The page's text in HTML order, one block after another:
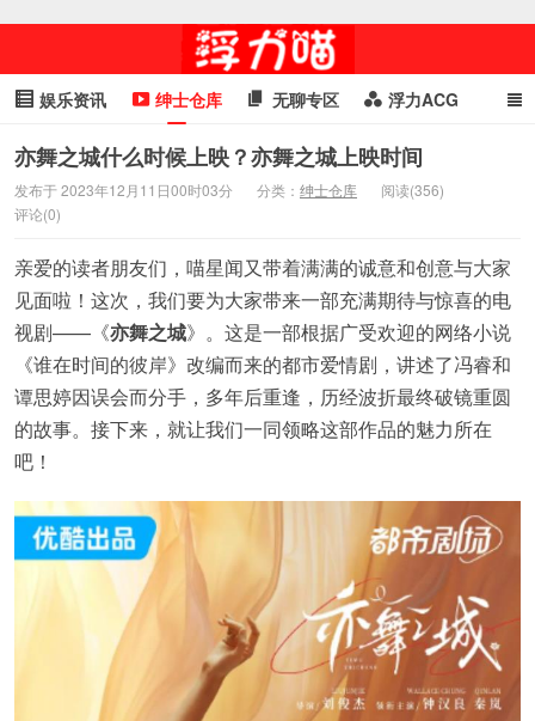
娱乐资讯 绅士仓库 无聊专区 浮力ACG
浮力GIF 明星头条 浮力资讯 头条女神 萌妹专区
cosplay
亦舞之城什么时候上映？亦舞之城上映时间
发布于 2023年12月11日00时03分 分类： 绅士仓库
阅读(356)
评论(0)
亲爱的读者朋友们，喵星闻又带着满满的诚意和创意与大家
见面啦！这次，我们要为大家带来一部充满期待与惊喜的电
视剧——《亦舞之城》。这是一部根据广受欢迎的网络小说
《谁在时间的彼岸》改编而来的都市爱情剧，讲述了冯睿和
谭思婷因误会而分手，多年后重逢，历经波折最终破镜重圆
的故事。接下来，就让我们一同领略这部作品的魅力所在
吧！